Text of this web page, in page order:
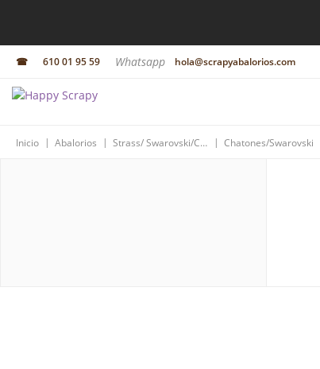
☎ 610 01 95 59 Whatsapp hola@scrapyabalorios.com
Inicio | Abalorios | Strass/ Swarovski/Cristal | Chatones/Swarovski